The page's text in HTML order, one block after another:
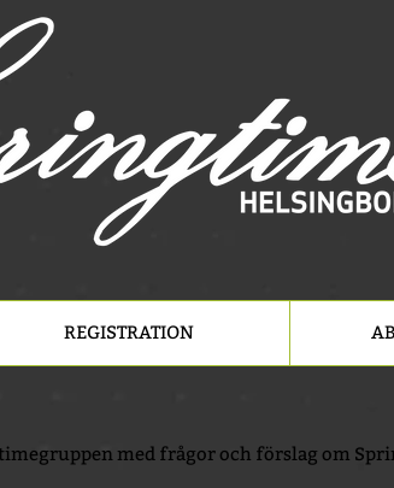
REGISTRATION
med frågor och förslag om